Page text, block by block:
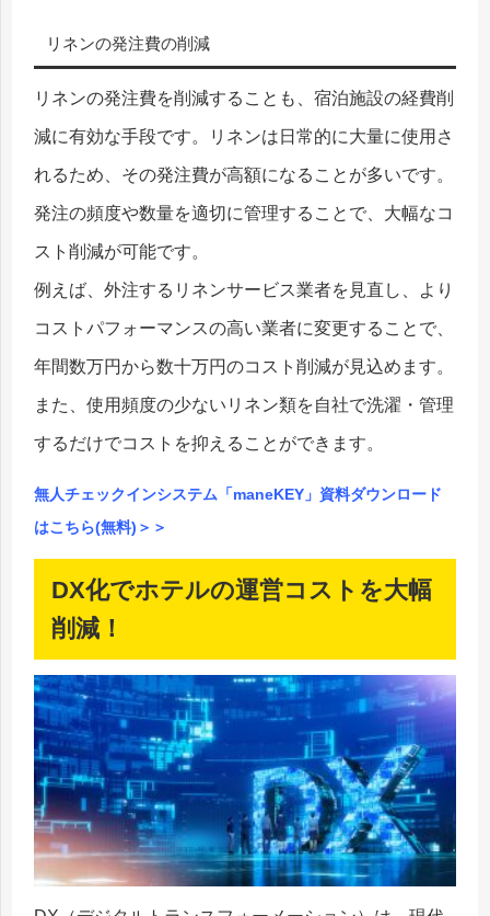
リネンの発注費の削減
リネンの発注費を削減することも、宿泊施設の経費削
減に有効な手段です。リネンは日常的に大量に使用さ
れるため、その発注費が高額になることが多いです。
発注の頻度や数量を適切に管理することで、大幅なコ
スト削減が可能です。
例えば、外注するリネンサービス業者を見直し、より
コストパフォーマンスの高い業者に変更することで、
年間数万円から数十万円のコスト削減が見込めます。
また、使用頻度の少ないリネン類を自社で洗濯・管理
するだけでコストを抑えることができます。
無人チェックインシステム「maneKEY」資料ダウンロード
はこちら(無料)＞＞
DX化でホテルの運営コストを大幅
削減！